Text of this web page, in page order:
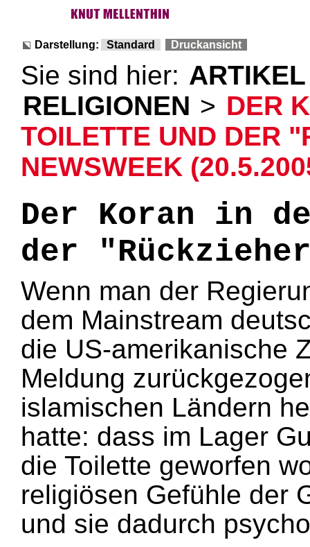
Darstellung: Standard Druckansicht
Sie sind hier: ARTIKEL
RELIGIONEN > DER
TOILETTE UND DER
NEWSWEEK
Der Koran in
der
Wenn man der
dem Mainstream
die US-amerikanische
Meldung
islamischen Ländern
hatte: dass im Lager
die Toilette geworfen
religiösen Gefühle der
und sie dadurch